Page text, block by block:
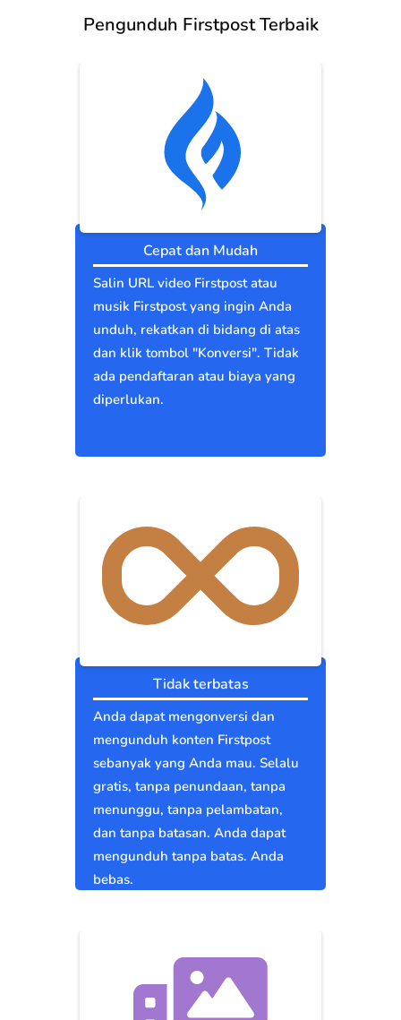
Pengunduh Firstpost Terbaik
Cepat dan Mudah
Salin URL video Firstpost atau
musik Firstpost yang ingin Anda
unduh, rekatkan di bidang di atas
dan klik tombol "Konversi". Tidak
ada pendaftaran atau biaya yang
diperlukan.
Tidak terbatas
Anda dapat mengonversi dan
mengunduh konten Firstpost
sebanyak yang Anda mau. Selalu
gratis, tanpa penundaan, tanpa
menunggu, tanpa pelambatan,
dan tanpa batasan. Anda dapat
mengunduh tanpa batas. Anda
bebas.